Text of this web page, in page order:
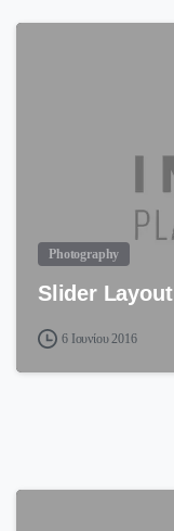
Photography
Slider Layout
6 Ιουνίου 2016